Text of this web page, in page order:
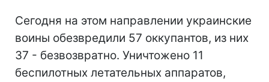
Сегодня на этом направлении украинские
воины обезвредили 57 оккупантов, из них
37 - безвозвратно. Уничтожено 11
беспилотных летательных аппаратов,